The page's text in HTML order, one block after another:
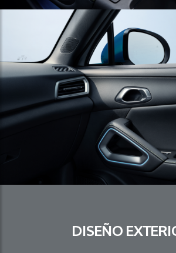
DISEÑO